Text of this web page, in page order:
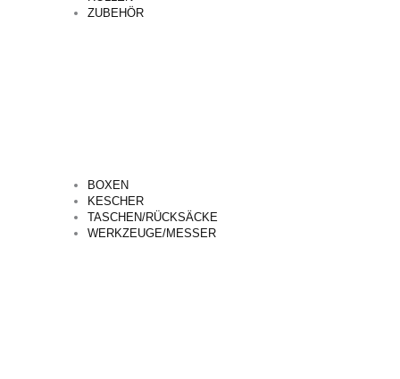
ZUBEHÖR
BOXEN
KESCHER
TASCHEN/RÜCKSÄCKE
WERKZEUGE/MESSER